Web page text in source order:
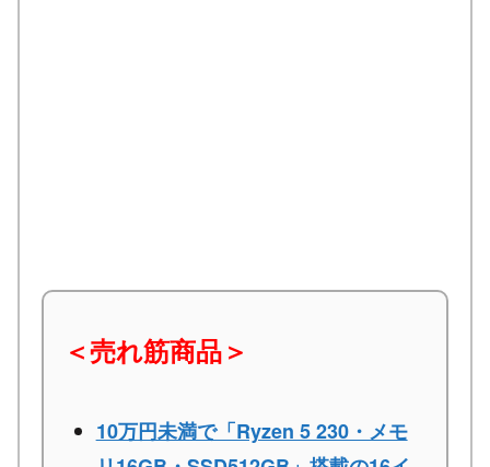
＜売れ筋商品＞
10万円未満で「Ryzen 5 230・メモ